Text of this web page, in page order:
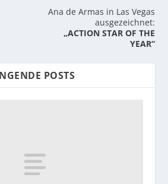
Ana de Armas in Las Vegas
ausgezeichnet:
„ACTION STAR OF THE
YEAR“
POSTS